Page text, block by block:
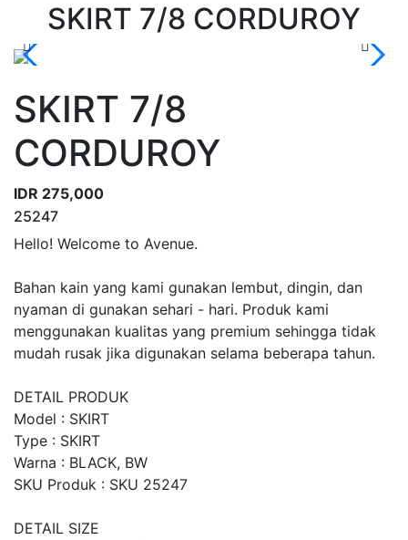
SKIRT 7/8 CORDUROY
SKIRT 7/8
CORDUROY
IDR 275,000
25247
Hello! Welcome to Avenue.
Bahan kain yang kami gunakan lembut, dingin, dan
nyaman di gunakan sehari - hari. Produk kami
menggunakan kualitas yang premium sehingga tidak
mudah rusak jika digunakan selama beberapa tahun.
DETAIL PRODUK
Model : SKIRT
Type : SKIRT
Warna : BLACK, BW
SKU Produk : SKU 25247
DETAIL SIZE